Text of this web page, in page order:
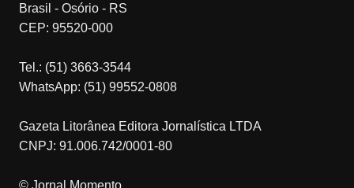
Brasil - Osório - RS
CEP: 95520-000
Tel.: (51) 3663-3544
WhatsApp: (51) 99552-0808
Gazeta Litorânea Editora Jornalística LTDA
CNPJ: 91.006.742/0001-80
© Jornal Momento